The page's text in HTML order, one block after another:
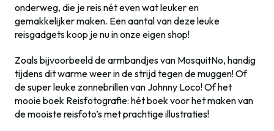
onderweg, die je reis nét even wat leuker en
gemakkelijker maken. Een aantal van deze leuke
reisgadgets koop je nu in onze eigen shop!
Zoals bijvoorbeeld de armbandjes van MosquitNo, handig
tijdens dit warme weer in de strijd tegen de muggen! Of
de super leuke zonnebrillen van Johnny Loco! Of het
mooie boek Reisfotografie: hét boek voor het maken van
de mooiste reisfoto’s met prachtige illustraties!